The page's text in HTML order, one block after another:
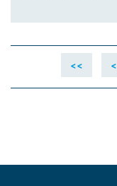
<< <